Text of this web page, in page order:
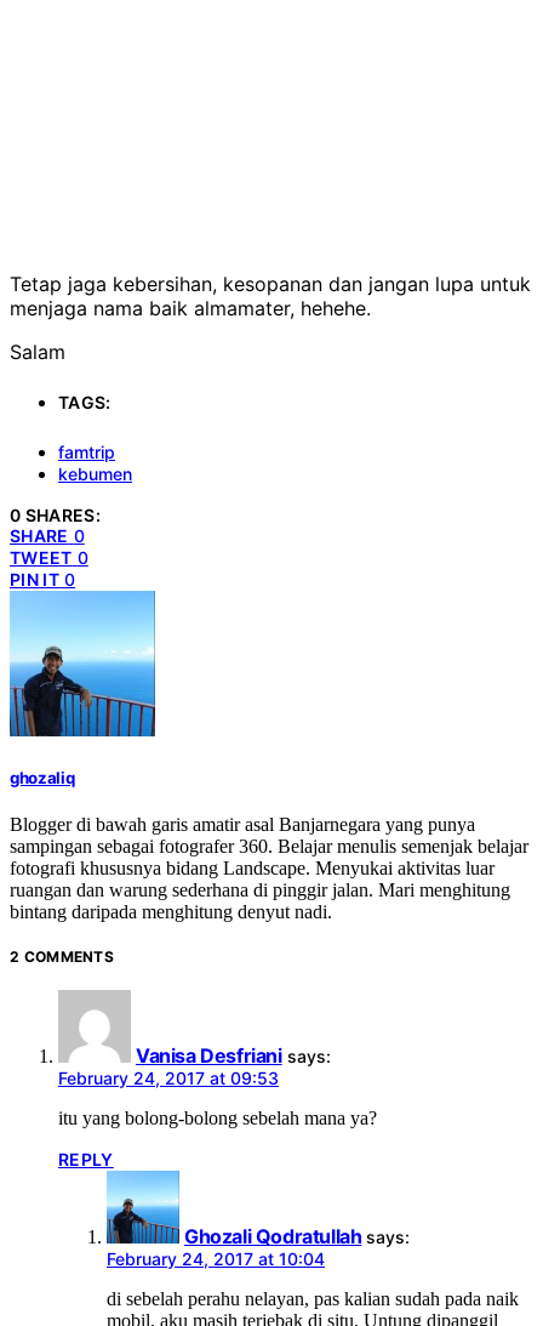
Tetap jaga kebersihan, kesopanan dan jangan lupa untuk
menjaga nama baik almamater, hehehe.
Salam
TAGS:
famtrip
kebumen
0 SHARES:
SHARE 0
TWEET 0
PIN IT 0
ghozaliq
Blogger di bawah garis amatir asal Banjarnegara yang punya
sampingan sebagai fotografer 360. Belajar menulis semenjak belajar
fotografi khususnya bidang Landscape. Menyukai aktivitas luar
ruangan dan warung sederhana di pinggir jalan. Mari menghitung
bintang daripada menghitung denyut nadi.
2 COMMENTS
Vanisa Desfriani says:
February 24, 2017 at 09:53
itu yang bolong-bolong sebelah mana ya?
REPLY
Ghozali Qodratullah says:
February 24, 2017 at 10:04
di sebelah perahu nelayan, pas kalian sudah pada naik
mobil, aku masih terjebak di situ. Untung dipanggil